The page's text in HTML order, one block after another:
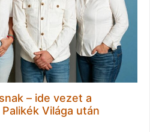
– ide vezet a
Világa után